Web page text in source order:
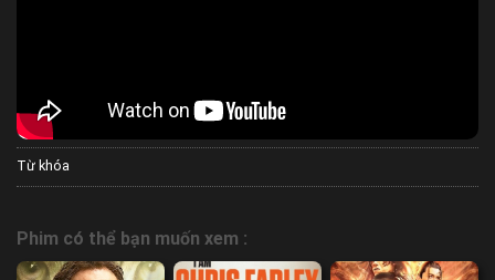
Từ khóa
Phim có thể bạn muốn xem :